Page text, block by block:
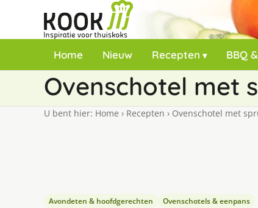
Home Nieuw Recepten BBQ
Ovenschotel met
U bent hier: Home › Recepten › Ovenschotel met
Avondeten & hoofdgerechten Ovenschotels & eenpans